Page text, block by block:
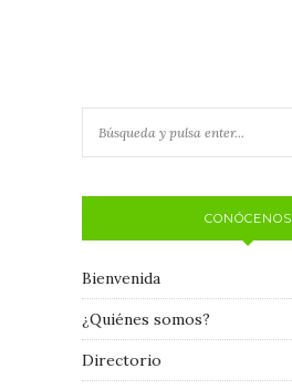
CONÓCENOS
Bienvenida
¿Quiénes somos?
Directorio